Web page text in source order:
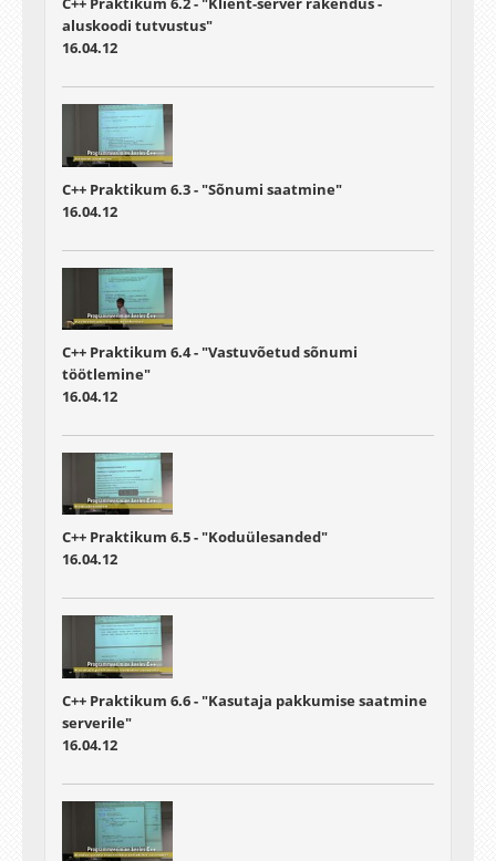
aluskoodi tutvustus"
16.04.12
C++ Praktikum 6.3 - "Sõnumi saatmine"
16.04.12
C++ Praktikum 6.4 - "Vastuvõetud sõnumi
töötlemine"
16.04.12
C++ Praktikum 6.5 - "Koduülesanded"
16.04.12
C++ Praktikum 6.6 - "Kasutaja pakkumise saatmine
serverile"
16.04.12